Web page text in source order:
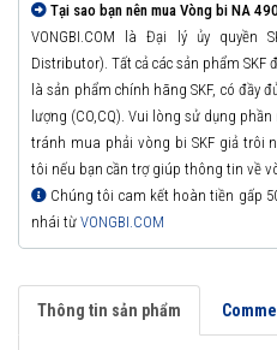
Tại sao bạn nên mua Vòng bi NA
VONGBI.COM là Đại lý ủy quyền
Distributor). Tất cả các sản phẩm SKF
là sản phẩm chính hãng SKF, có đầy
lượng (CO,CQ). Vui lòng sử dụng phần
tránh mua phải vòng bi SKF giả trôi
tôi nếu bạn cần trợ giúp thông tin về
Chúng tôi cam kết hoàn tiền gấp
nhái từ VONGBI.COM
Thông tin sản phẩm